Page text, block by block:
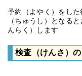
予約（よやく）をし
（ちゅうし）となる
んらく）します
検査（けんさ）の